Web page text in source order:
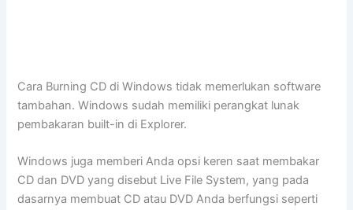
Cara Burning CD di Windows tidak memerlukan software
tambahan. Windows sudah memiliki perangkat lunak
pembakaran built-in di Explorer.
Windows juga memberi Anda opsi keren saat membakar
CD dan DVD yang disebut Live File System, yang pada
dasarnya membuat CD atau DVD Anda berfungsi seperti